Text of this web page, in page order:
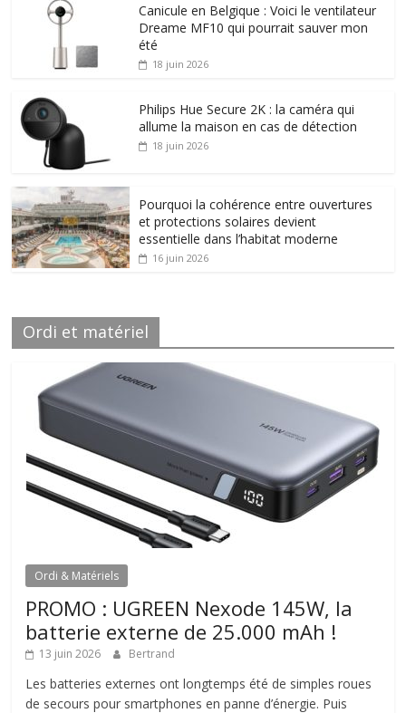
Canicule en Belgique : Voici le ventilateur
Dreame MF10 qui pourrait sauver mon
été
18 juin 2026
Philips Hue Secure 2K : la caméra qui
allume la maison en cas de détection
18 juin 2026
Pourquoi la cohérence entre ouvertures
et protections solaires devient
essentielle dans l’habitat moderne
16 juin 2026
Ordi et matériel
Ordi & Matériels
PROMO : UGREEN Nexode 145W, la
batterie externe de 25.000 mAh !
13 juin 2026 Bertrand
Les batteries externes ont longtemps été de simples roues
de secours pour smartphones en panne d’énergie. Puis